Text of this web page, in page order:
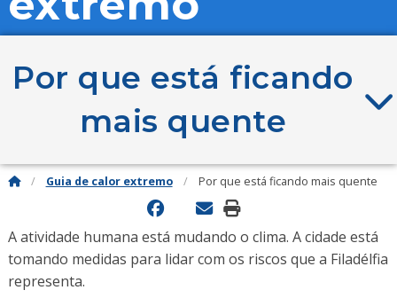
Por que está ficando
mais quente
Guia de calor extremo Por que está ficando mais quente
A atividade humana está mudando o clima. A cidade está
tomando medidas para lidar com os riscos que a Filadélfia
representa.